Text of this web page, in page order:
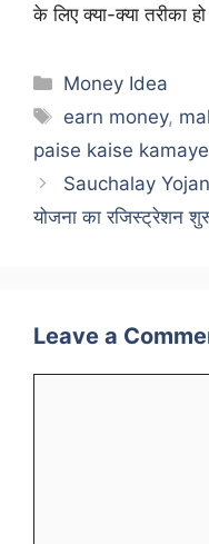
के लिए क्या-क्या तरीका
Categories
Money Idea
Tags
earn money,
paise kaise kamaye
Sauchalay
योजना का रजिस्ट्रेशन
Leave a